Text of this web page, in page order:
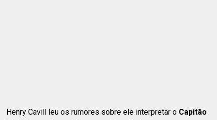
Henry Cavill leu os rumores sobre ele interpretar o Capitão